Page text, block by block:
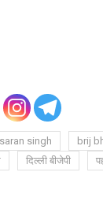
singh brij
दिल्ली बीजेपी